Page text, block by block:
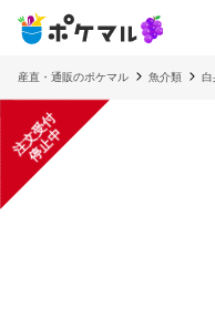
産直・通販のポケマル 魚介類 白
注
文
受
付
停
止
中